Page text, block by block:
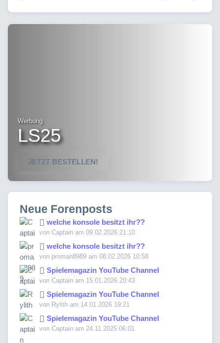
Werbung
LS25
JETZT BESTELLEN!
Neue Forenposts
welche konsole besitzt ihr??
von Captain am 09.02.2026 21:10
welche konsole besitzt ihr??
von proman8989 am 08.02.2026 10:58
Spielemagazin YouTube Channel
von Captain am 15.01.2026 20:43
Spielemagazin YouTube Channel
von Rylith am 14.01.2026 19:21
Spielemagazin YouTube Channel
von Captain am 24.11.2025 06:01